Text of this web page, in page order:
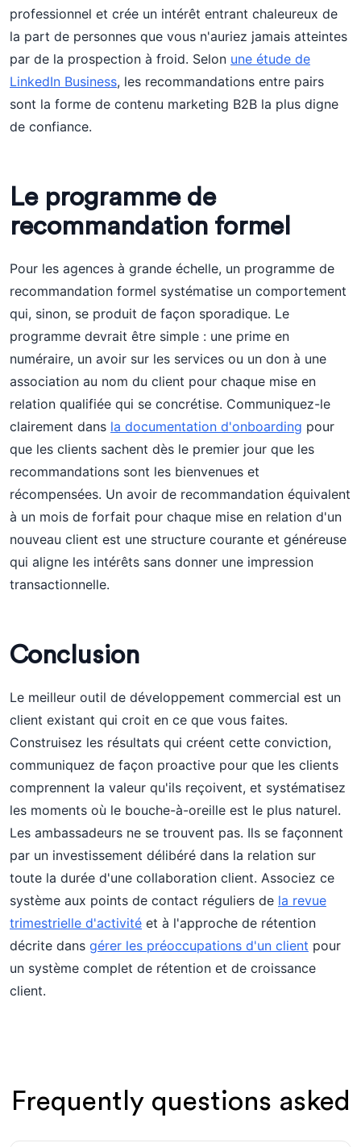
professionnel et crée un intérêt entrant chaleureux de
la part de personnes que vous n'auriez jamais atteintes
par de la prospection à froid. Selon une étude de
LinkedIn Business, les recommandations entre pairs
sont la forme de contenu marketing B2B la plus digne
de confiance.
Le programme de
recommandation formel
Pour les agences à grande échelle, un programme de
recommandation formel systématise un comportement
qui, sinon, se produit de façon sporadique. Le
programme devrait être simple : une prime en
numéraire, un avoir sur les services ou un don à une
association au nom du client pour chaque mise en
relation qualifiée qui se concrétise. Communiquez-le
clairement dans la documentation d'onboarding pour
que les clients sachent dès le premier jour que les
recommandations sont les bienvenues et
récompensées. Un avoir de recommandation équivalent
à un mois de forfait pour chaque mise en relation d'un
nouveau client est une structure courante et généreuse
qui aligne les intérêts sans donner une impression
transactionnelle.
Conclusion
Le meilleur outil de développement commercial est un
client existant qui croit en ce que vous faites.
Construisez les résultats qui créent cette conviction,
communiquez de façon proactive pour que les clients
comprennent la valeur qu'ils reçoivent, et systématisez
les moments où le bouche-à-oreille est le plus naturel.
Les ambassadeurs ne se trouvent pas. Ils se façonnent
par un investissement délibéré dans la relation sur
toute la durée d'une collaboration client. Associez ce
système aux points de contact réguliers de la revue
trimestrielle d'activité et à l'approche de rétention
décrite dans gérer les préoccupations d'un client pour
un système complet de rétention et de croissance
client.
Frequently questions asked